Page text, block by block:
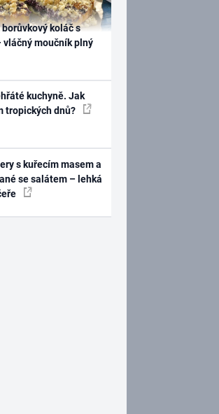
koláč s
vláčný moučník plný
kuchyně. Jak
tropických dnů?
s kuřecím masem a
se salátem – lehká